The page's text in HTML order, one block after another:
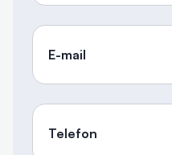
E-mail
Telefon